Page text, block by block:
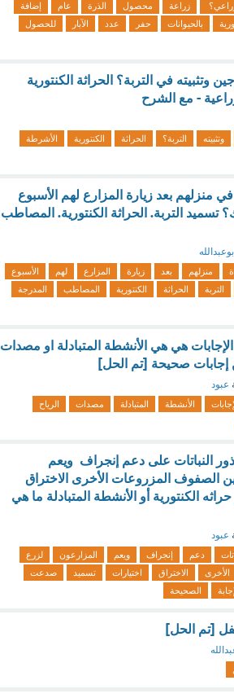
زراعة محصول الذرة عام
إضافة
بالحيوانات حفر عدد الآبار
للحصول
وتثبيته في التربة؟ الحراثة الكنتورية
- مع الشرح
وتثبيته التربة؟ الحراثة الكنتورية
الأشرطة
منزلهم بعد زيارة المزارع لهم الأسبوع
تسميد التربة. الحراثة الكنتورية. المصاطب
ابوعبدالله
منزلهم بعد زيارة المزارع لهم
الأسبوع
التربة الحراثة الكنتورية المصاطب
المدرجة
هي هي الأنشطة المتبادلة او ‏مصدات
إجابات صحيحة [تم الحل]
عبود
الأنشطة المتبادلة مصدات
الرياح
النباتات على دعم إنجراف ‏ ‏ويعم
الصفوف المزروعات الأخرى الاختراق
الكنتورية ‏أو الأنشطة المتبادلة ما هي
عبود
دعم إنجراف ويعم المزارعون
لزرع
الأخرى الاختراق اختيارات تسميد
صدعت
الصحيحة
[تم الحل]